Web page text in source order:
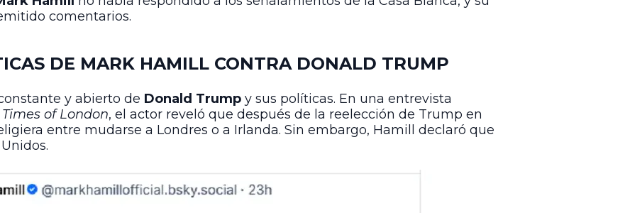
comentarios.
DE MARK HAMILL CONTRA DONALD TRUMP
y abierto de Donald Trump y sus políticas. En una entrevista
Times of London, el actor reveló que después de la reelección de Trump en
entre mudarse a Londres o a Irlanda. Sin embargo, Hamill declaró que